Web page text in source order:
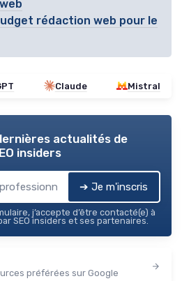
rédaction web pour le
Claude Mistral
actualités de
insiders
➔ Je m'inscris
j’accepte d’être contacté(e) à
SEO insiders et ses partenaires.
préférées sur Google